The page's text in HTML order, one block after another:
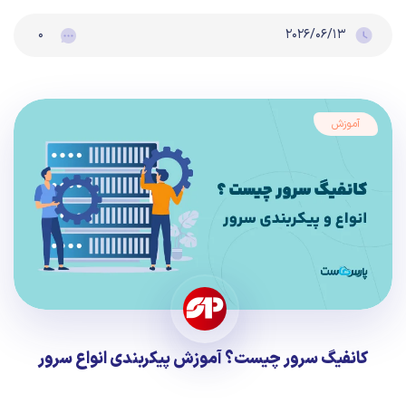
۲۰۲۶/۰۶/۱۳ ۰
آموزش
کانفیگ سرور چیست؟ آموزش پیکربندی انواع سرور